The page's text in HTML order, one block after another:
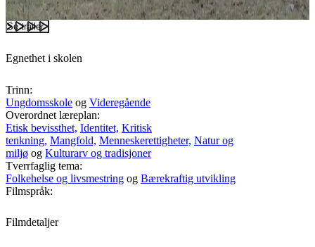
Se trailer
Egnethet i skolen
Trinn:
Ungdomsskole og Videregående
Overordnet læreplan:
Etisk bevissthet, Identitet, Kritisk
tenkning, Mangfold, Menneskerettigheter, Natur og
miljø og Kulturarv og tradisjoner
Tverrfaglig tema:
Folkehelse og livsmestring og Bærekraftig utvikling
Filmspråk:
Filmdetaljer